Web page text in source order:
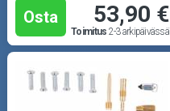
Osta 53,90 €
Toimitus 2-3 arkipäivässä